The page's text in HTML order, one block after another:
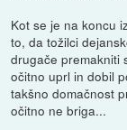
Kot se je na koncu
to, da tožilci
drugače premakniti
očitno uprl in dobil
takšno domačnost
očitno ne briga...